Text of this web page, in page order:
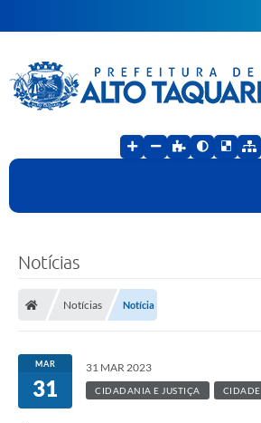
Notícias
Notícias Notícia
MAR
31
31 MAR 2023
CIDADANIA E JUSTIÇA CIDADE